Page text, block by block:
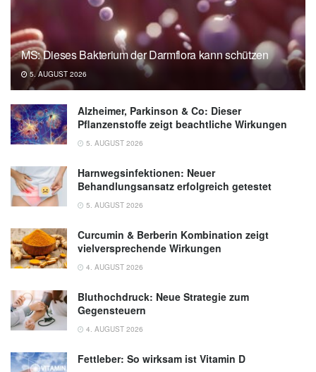
MS: Dieses Bakterium der Darmflora kann schützen
5. AUGUST 2026
Alzheimer, Parkinson & Co: Dieser
Pflanzenstoffe zeigt beachtliche Wirkungen
5. AUGUST 2026
Harnwegsinfektionen: Neuer
Behandlungsansatz erfolgreich getestet
5. AUGUST 2026
Curcumin & Berberin Kombination zeigt
vielversprechende Wirkungen
4. AUGUST 2026
Bluthochdruck: Neue Strategie zum
Gegensteuern
4. AUGUST 2026
Fettleber: So wirksam ist Vitamin D